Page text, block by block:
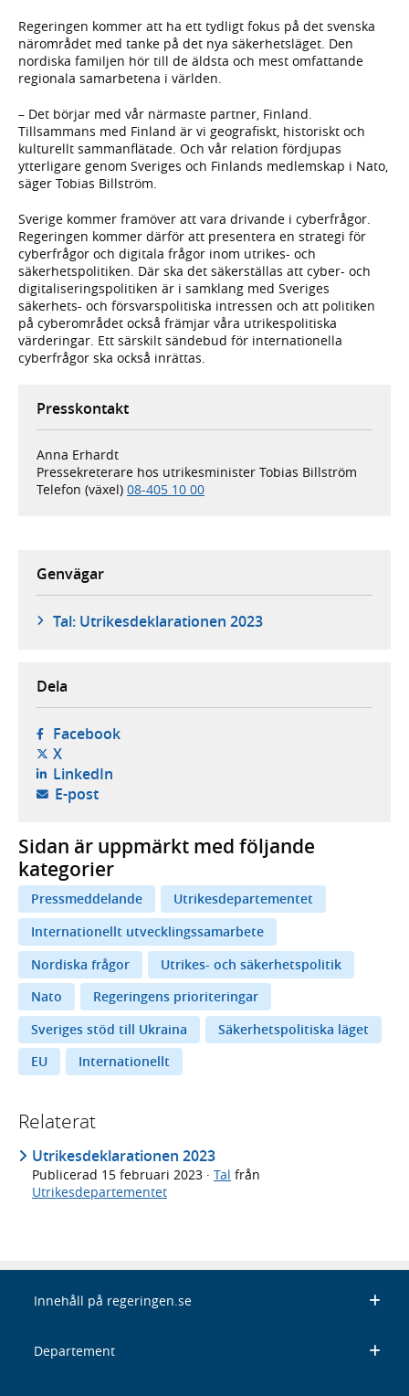
Regeringen kommer att ha ett tydligt fokus på det svenska
närområdet med tanke på det nya säkerhetsläget. Den
nordiska familjen hör till de äldsta och mest omfattande
regionala samarbetena i världen.
– Det börjar med vår närmaste partner, Finland.
Tillsammans med Finland är vi geografiskt, historiskt och
kulturellt sammanflätade. Och vår relation fördjupas
ytterligare genom Sveriges och Finlands medlemskap i Nato,
säger Tobias Billström.
Sverige kommer framöver att vara drivande i cyberfrågor.
Regeringen kommer därför att presentera en strategi för
cyberfrågor och digitala frågor inom utrikes- och
säkerhetspolitiken. Där ska det säkerställas att cyber- och
digitaliseringspolitiken är i samklang med Sveriges
säkerhets- och försvarspolitiska intressen och att politiken
på cyberområdet också främjar våra utrikespolitiska
värderingar. Ett särskilt sändebud för internationella
cyberfrågor ska också inrättas.
Presskontakt
Anna Erhardt
Pressekreterare hos utrikesminister Tobias Billström
Telefon (växel) 08-405 10 00
Genvägar
Tal: Utrikesdeklarationen 2023
Dela
Facebook- öppnas i ny flik, extern webbplats,
X- öppnas i ny flik, extern webbplats,
LinkedIn- öppnas i ny flik, extern webbplats,
E-post- öppnar din e-postklient,
Sidan är uppmärkt med följande
kategorier
Pressmeddelande
Utrikesdepartementet
Internationellt utvecklingssamarbete
Nordiska frågor
Utrikes- och säkerhetspolitik
Nato
Regeringens prioriteringar
Sveriges stöd till Ukraina
Säkerhetspolitiska läget
EU
Internationellt
Relaterat
Utrikesdeklarationen 2023
Publicerad 15 februari 2023 · Tal från
Utrikesdepartementet
Innehåll på regeringen.se
Departement